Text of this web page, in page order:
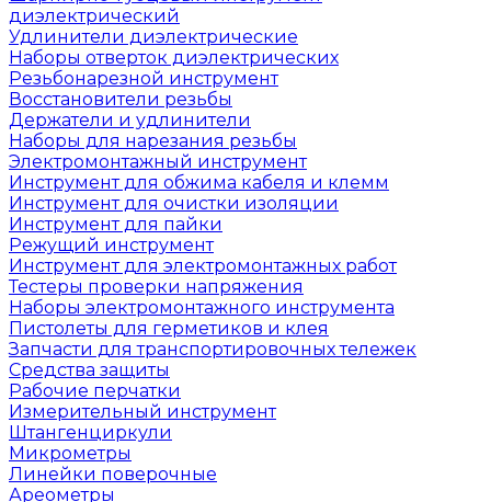
диэлектрический
Удлинители диэлектрические
Наборы отверток диэлектрических
Резьбонарезной инструмент
Восстановители резьбы
Держатели и удлинители
Наборы для нарезания резьбы
Электромонтажный инструмент
Инструмент для обжима кабеля и клемм
Инструмент для очистки изоляции
Инструмент для пайки
Режущий инструмент
Инструмент для электромонтажных работ
Тестеры проверки напряжения
Наборы электромонтажного инструмента
Пистолеты для герметиков и клея
Запчасти для транспортировочных тележек
Средства защиты
Рабочие перчатки
Измерительный инструмент
Штангенциркули
Микрометры
Линейки поверочные
Ареометры